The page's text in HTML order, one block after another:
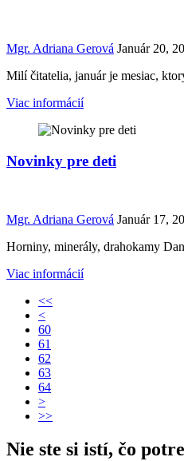
Mgr. Adriana Gerová Január 20,
Milí čitatelia, január je mesiac,
Viac informácií
Novinky pre deti
Mgr. Adriana Gerová Január 17,
Horniny, minerály, drahokamy
Viac informácií
<<
<
60
61
62
63
64
>
>>
Nie ste si istí, čo